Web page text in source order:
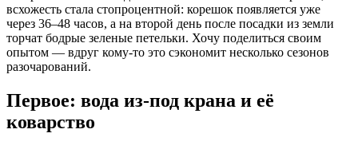
всхожесть стала стопроцентной: корешок появляется уже
через 36–48 часов, а на второй день после посадки из земли
торчат бодрые зеленые петельки. Хочу поделиться своим
опытом — вдруг кому-то это сэкономит несколько сезонов
разочарований.
Первое: вода из-под крана и её
коварство